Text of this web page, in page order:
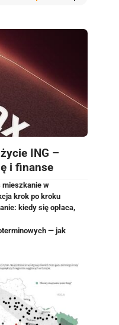
ING –
i finanse
mieszkanie w
krok po kroku
kiedy się opłaca,
— jak